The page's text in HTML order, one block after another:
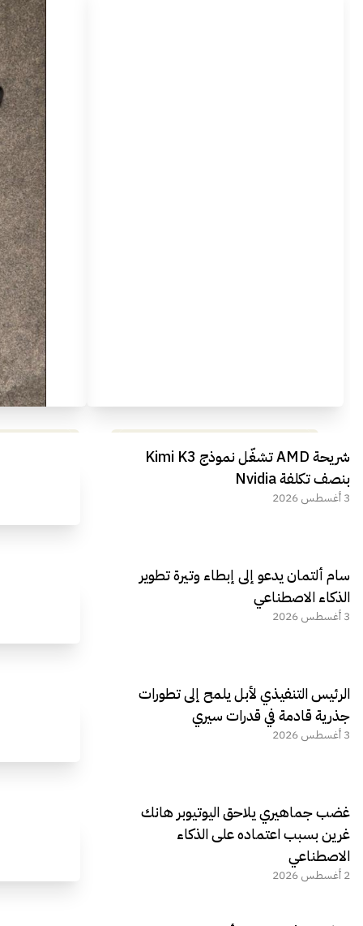
مراجعة شاملة لعملاق الألعاب
الجديد REDMAGIC 11 AIR
شريحة AMD تشغّل نموذج Kimi K3
بنصف تكلفة Nvidia
3 أغسطس 2026
سام ألتمان يدعو إلى إبطاء وتيرة تطوير
الذكاء الاصطناعي
3 أغسطس 2026
الرئيس التنفيذي لأبل يلمح إلى تطورات
جذرية قادمة في قدرات سيري
3 أغسطس 2026
غضب جماهيري يلاحق اليوتيوبر هانك
غرين بسبب اعتماده على الذكاء
الاصطناعي
2 أغسطس 2026